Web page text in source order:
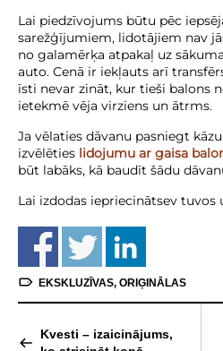
Lai piedzīvojums būtu pēc
sarežģījumiem, lidotājiem nav
no galamērķa atpakaļ uz
auto. Cenā ir iekļauts arī
īsti nevar zināt, kur tieši balons
ietekmē vēja virziens un ātrms.
Ja vēlaties dāvanu pasniegt
izvēlēties lidojumu ar gaisa
būt labāks, kā baudīt šādu
Lai izdodas iepriecinātsev tuvos
EKSKLUZĪVAS, ORIĢINĀLAS
Kvesti – izaicinājums,